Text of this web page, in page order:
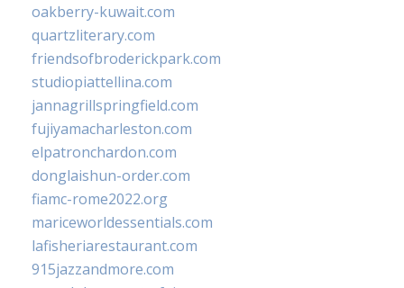
oakberry-kuwait.com
quartzliterary.com
friendsofbroderickpark.com
studiopiattellina.com
jannagrillspringfield.com
fujiyamacharleston.com
elpatronchardon.com
donglaishun-order.com
fiamc-rome2022.org
mariceworldessentials.com
lafisheriarestaurant.com
915jazzandmore.com